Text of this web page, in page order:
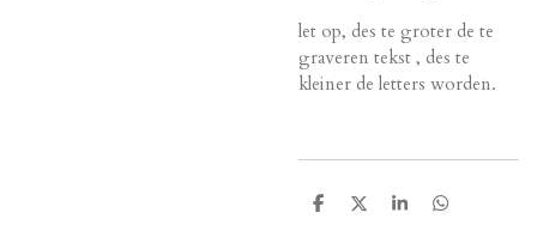
let op, des te groter de te
graveren tekst , des te
kleiner de letters worden.
D
D
S
D